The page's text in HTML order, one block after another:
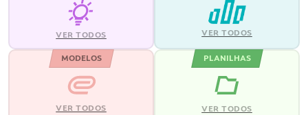
VER TODOS VER TODOS
MODELOS
VER TODOS
PLANILHAS
VER TODOS